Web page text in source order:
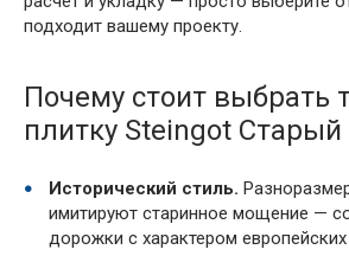
подходит вашему проекту.
Почему стоит выбрать
плитку Steingot Старый
Исторический стиль.
имитируют старинное мощение —
дорожки с характером